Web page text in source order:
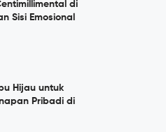
di
Sisi Emosional
Hijau untuk
Pribadi di